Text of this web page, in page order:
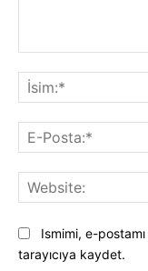
Ismimi, e-
tarayıcıya kaydet.